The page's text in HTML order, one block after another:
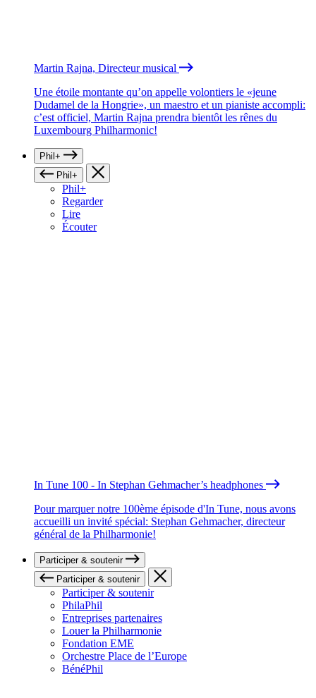
Martin Rajna, Directeur musical
Une étoile montante qu’on appelle volontiers le «jeune
Dudamel de la Hongrie», un maestro et un pianiste accompli:
c’est officiel, Martin Rajna prendra bientôt les rênes du
Luxembourg Philharmonic!
Phil+
Phil+
Phil+
Regarder
Lire
Écouter
In Tune 100 - In Stephan Gehmacher’s headphones
Pour marquer notre 100ème épisode d'In Tune, nous avons
accueilli un invité spécial: Stephan Gehmacher, directeur
général de la Philharmonie!
Participer & soutenir
Participer & soutenir
Participer & soutenir
PhilaPhil
Entreprises partenaires
Louer la Philharmonie
Fondation EME
Orchestre Place de l’Europe
BénéPhil